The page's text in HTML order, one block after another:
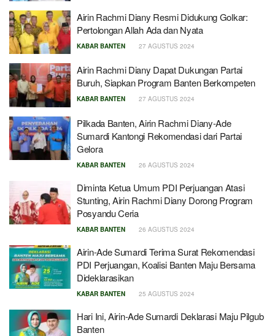
Airin Rachmi Diany Resmi Didukung Golkar:
Pertolongan Allah Ada dan Nyata
KABAR BANTEN 27 AGUSTUS 2024
Airin Rachmi Diany Dapat Dukungan Partai
Buruh, Siapkan Program Banten Berkompeten
KABAR BANTEN 27 AGUSTUS 2024
Pilkada Banten, Airin Rachmi Diany-Ade
Sumardi Kantongi Rekomendasi dari Partai
Gelora
KABAR BANTEN 26 AGUSTUS 2024
Diminta Ketua Umum PDI Perjuangan Atasi
Stunting, Airin Rachmi Diany Dorong Program
Posyandu Ceria
KABAR BANTEN 26 AGUSTUS 2024
Airin-Ade Sumardi Terima Surat Rekomendasi
PDI Perjuangan, Koalisi Banten Maju Bersama
Dideklarasikan
KABAR BANTEN 25 AGUSTUS 2024
Hari Ini, Airin-Ade Sumardi Deklarasi Maju Pilgub
Banten